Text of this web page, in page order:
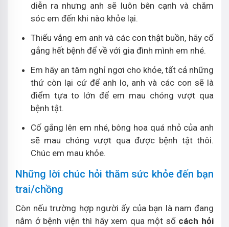
diễn ra nhưng anh sẽ luôn bên cạnh và chăm
sóc em đến khi nào khỏe lại.
Thiếu vắng em anh và các con thật buồn, hãy cố
gắng hết bệnh để về với gia đình mình em nhé.
Em hãy an tâm nghỉ ngơi cho khỏe, tất cả những
thứ còn lại cứ để anh lo, anh và các con sẽ là
điểm tựa to lớn để em mau chóng vượt qua
bệnh tật.
Cố gắng lên em nhé, bông hoa quá nhỏ của anh
sẽ mau chóng vượt qua được bệnh tật thôi.
Chúc em mau khỏe.
Những lời chúc hỏi thăm sức khỏe đến bạn
trai/chồng
Còn nếu trường hợp người ấy của bạn là nam đang
nằm ở bệnh viện thì hãy xem qua một số cách hỏi